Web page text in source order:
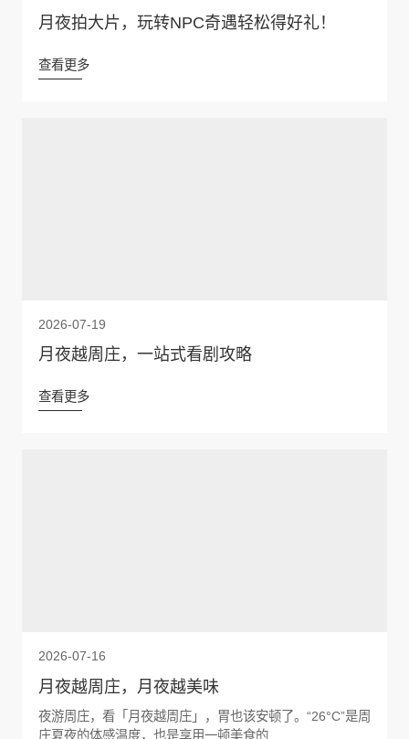
月夜拍大片，玩转NPC奇遇轻松得好礼！
查看更多
2026-07-19
月夜越周庄，一站式看剧攻略
查看更多
2026-07-16
月夜越周庄，月夜越美味
夜游周庄，看「月夜越周庄」，胃也该安顿了。“26°C”是周
庄夏夜的体感温度，也是享用一顿美食的...